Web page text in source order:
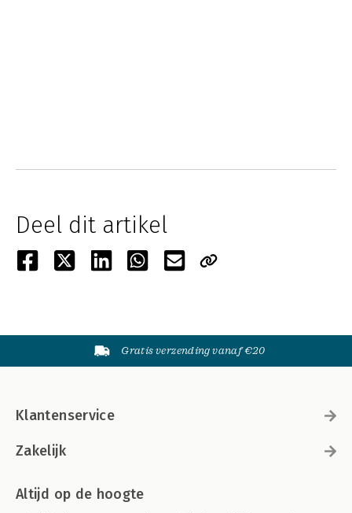
Deel dit artikel
Gratis verzending vanaf €20
Klantenservice
Zakelijk
Altijd op de hoogte